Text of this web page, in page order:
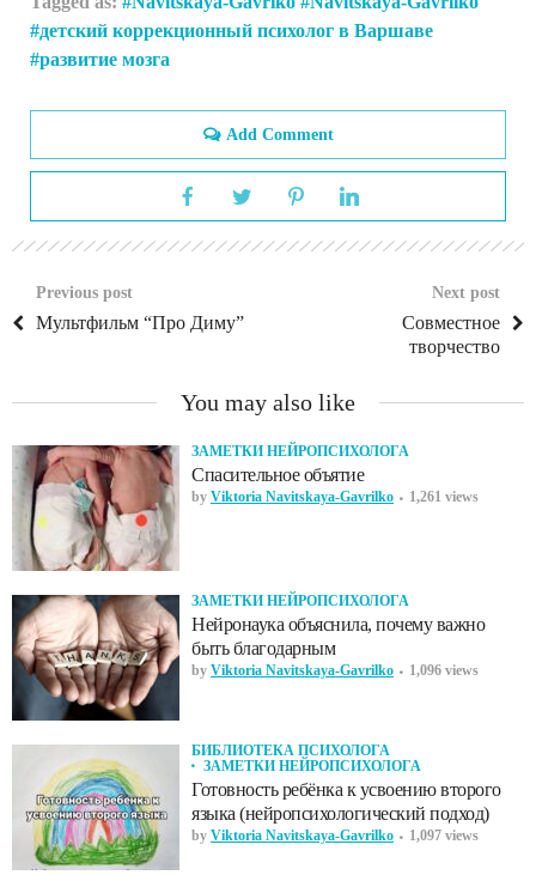
детский коррекционный психолог в Варшаве
развитие мозга
Add Comment
Previous post
Мультфильм “Про Диму”
Next post
Совместное
творчество
You may also like
ЗАМЕТКИ НЕЙРОПСИХОЛОГА
Спасительное объятие
by Viktoria Navitskaya-Gavrilko 1,261 views
ЗАМЕТКИ НЕЙРОПСИХОЛОГА
Нейронаука объяснила, почему важно
быть благодарным
by Viktoria Navitskaya-Gavrilko 1,096 views
БИБЛИОТЕКА ПСИХОЛОГА
ЗАМЕТКИ НЕЙРОПСИХОЛОГА
Готовность ребёнка к усвоению второго
языка (нейропсихологический подход)
by Viktoria Navitskaya-Gavrilko 1,097 views